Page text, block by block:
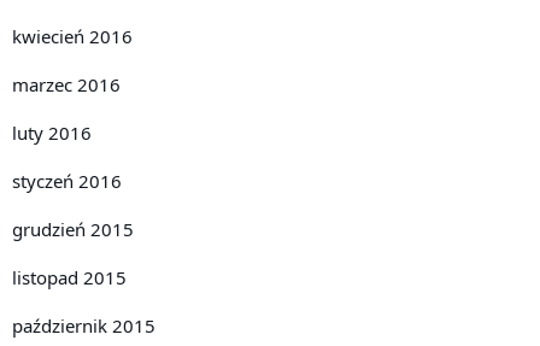
kwiecień 2016
marzec 2016
luty 2016
styczeń 2016
grudzień 2015
listopad 2015
październik 2015